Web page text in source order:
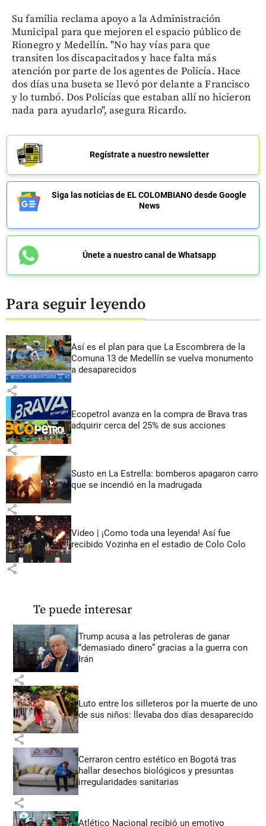
Su familia reclama apoyo a la Administración
Municipal para que mejoren el espacio público de
Rionegro y Medellín. "No hay vías para que
transiten los discapacitados y hace falta más
atención por parte de los agentes de Policía. Hace
dos días una buseta se llevó por delante a Francisco
y lo tumbó. Dos Policías que estaban allí no hicieron
nada para ayudarlo", asegura Ricardo.
Regístrate a nuestro newsletter
Siga las noticias de EL COLOMBIANO desde Google
News
Únete a nuestro canal de Whatsapp
Para seguir leyendo
Así es el plan para que La Escombrera de la
Comuna 13 de Medellín se vuelva monumento
a desaparecidos
share
Ecopetrol avanza en la compra de Brava tras
adquirir cerca del 25% de sus acciones
share
Susto en La Estrella: bomberos apagaron carro
que se incendió en la madrugada
share
Video | ¡Como toda una leyenda! Así fue
recibido Vozinha en el estadio de Colo Colo
share
Te puede interesar
Trump acusa a las petroleras de ganar
“demasiado dinero” gracias a la guerra con
Irán
share
Luto entre los silleteros por la muerte de uno
de sus niños: llevaba dos días desaparecido
share
Cerraron centro estético en Bogotá tras
hallar desechos biológicos y presuntas
irregularidades sanitarias
share
Atlético Nacional recibió un emotivo